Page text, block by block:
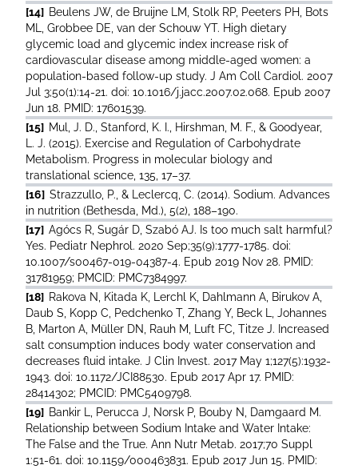
[14] Beulens JW, de Bruijne LM, Stolk RP, Peeters PH, Bots
ML, Grobbee DE, van der Schouw YT. High dietary
glycemic load and glycemic index increase risk of
cardiovascular disease among middle-aged women: a
population-based follow-up study. J Am Coll Cardiol. 2007
Jul 3;50(1):14-21. doi: 10.1016/j.jacc.2007.02.068. Epub 2007
Jun 18. PMID: 17601539.
[15] Mul, J. D., Stanford, K. I., Hirshman, M. F., & Goodyear,
L. J. (2015). Exercise and Regulation of Carbohydrate
Metabolism. Progress in molecular biology and
translational science, 135, 17–37.
[16] Strazzullo, P., & Leclercq, C. (2014). Sodium. Advances
in nutrition (Bethesda, Md.), 5(2), 188–190.
[17] Agócs R, Sugár D, Szabó AJ. Is too much salt harmful?
Yes. Pediatr Nephrol. 2020 Sep;35(9):1777-1785. doi:
10.1007/s00467-019-04387-4. Epub 2019 Nov 28. PMID:
31781959; PMCID: PMC7384997.
[18] Rakova N, Kitada K, Lerchl K, Dahlmann A, Birukov A,
Daub S, Kopp C, Pedchenko T, Zhang Y, Beck L, Johannes
B, Marton A, Müller DN, Rauh M, Luft FC, Titze J. Increased
salt consumption induces body water conservation and
decreases fluid intake. J Clin Invest. 2017 May 1;127(5):1932-
1943. doi: 10.1172/JCI88530. Epub 2017 Apr 17. PMID:
28414302; PMCID: PMC5409798.
[19] Bankir L, Perucca J, Norsk P, Bouby N, Damgaard M.
Relationship between Sodium Intake and Water Intake:
The False and the True. Ann Nutr Metab. 2017;70 Suppl
1:51-61. doi: 10.1159/000463831. Epub 2017 Jun 15. PMID: